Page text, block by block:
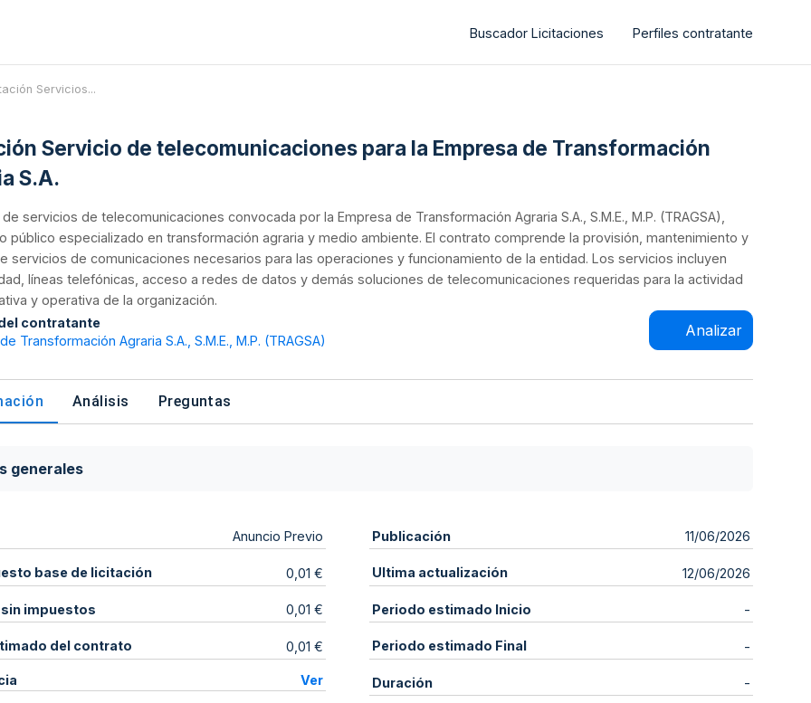
Buscador Licitaciones Perfiles contratante
Servicios...
Servicio de telecomunicaciones para la Empresa de Transformación
S.A.
servicios de telecomunicaciones convocada por la Empresa de Transformación Agraria S.A., S.M.E., M.P. (TRAGSA),
público especializado en transformación agraria y medio ambiente. El contrato comprende la provisión, mantenimiento y
servicios de comunicaciones necesarios para las operaciones y funcionamiento de la entidad. Los servicios incluyen
líneas telefónicas, acceso a redes de datos y demás soluciones de telecomunicaciones requeridas para la actividad
y operativa de la organización.
contratante
Transformación Agraria S.A., S.M.E., M.P. (TRAGSA)
Analizar
Análisis Preguntas
generales
Anuncio Previo
base de licitación 0,01 €
impuestos 0,01 €
del contrato 0,01 €
Ver
Publicación 11/06/2026
Ultima actualización 12/06/2026
Periodo estimado Inicio -
Periodo estimado Final -
Duración -